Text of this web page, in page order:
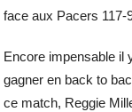
face aux Pacers 117-
Encore impensable il
gagner en back to
ce match, Reggie